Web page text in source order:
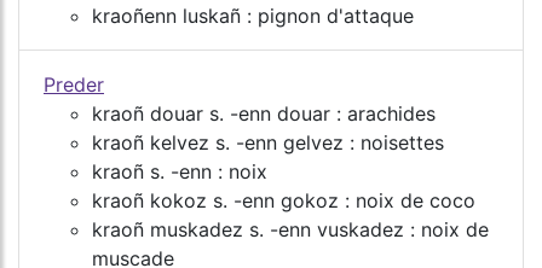
kraoñenn luskañ : pignon d'attaque
Preder
kraoñ douar s. -enn douar : arachides
kraoñ kelvez s. -enn gelvez : noisettes
kraoñ s. -enn : noix
kraoñ kokoz s. -enn gokoz : noix de coco
kraoñ muskadez s. -enn vuskadez : noix de
muscade